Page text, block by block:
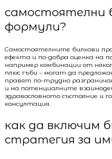
самостоятелни
формули?
Самостоятелните билкови
ефекта и по-добра оценка на
например комбинации от
плюс гъби – могат да
правят по-трудно
и на потенциалните
здравословното състояние и
консултация.
как да включим
стратегия за